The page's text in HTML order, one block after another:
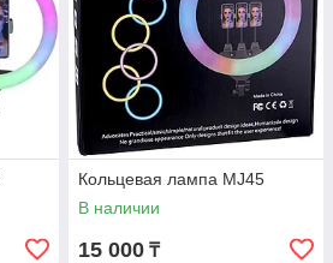
Кольцевая лампа MJ45
В наличии
15 000 ₸